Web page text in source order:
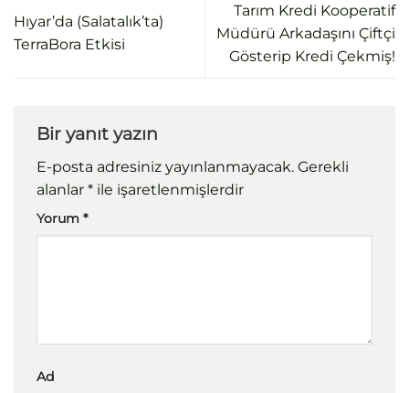
Hıyar’da (Salatalık’ta)
TerraBora Etkisi
Tarım Kredi Kooperatif
Müdürü Arkadaşını Çiftçi
Gösterip Kredi Çekmiş!
Bir yanıt yazın
E-posta adresiniz yayınlanmayacak. Gerekli
alanlar * ile işaretlenmişlerdir
Yorum *
Ad